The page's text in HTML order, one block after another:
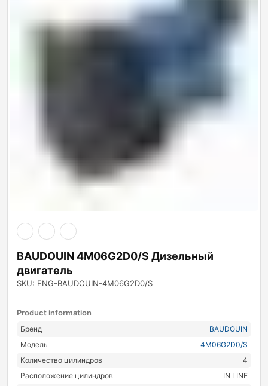
BAUDOUIN 4M06G2D0/S Дизельный
двигатель
SKU: ENG-BAUDOUIN-4M06G2D0/S
Product information
Бренд
BAUDOUIN
Модель
4M06G2D0/S
Количество цилиндров
4
Расположение цилиндров
IN LINE